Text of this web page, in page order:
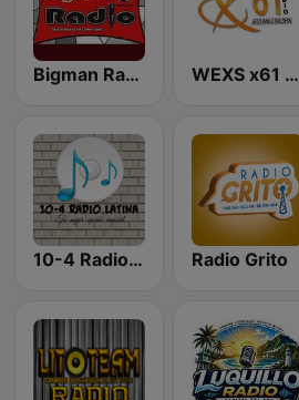
Bigman Radio WEXS x61 Radio Plus
10-4 Radio Latina Radio Grito